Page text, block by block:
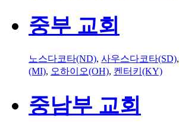
중부 교회
노스다코타(ND), 사우스다코타(SD),
(MI), 오하이오(OH), 켄터키(KY)
중남부 교회